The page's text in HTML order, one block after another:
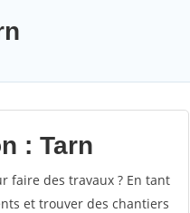
: Tarn
faire des travaux ? En tant
et trouver des chantiers